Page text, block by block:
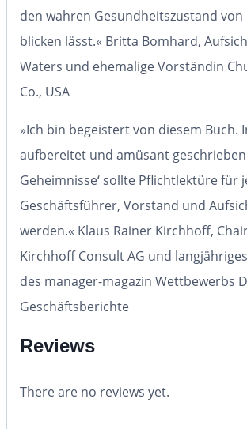
den wahren Gesundheitszustand
blicken lässt.« Britta Bomhard,
Waters und ehemalige Vorständin
Co., USA
»Ich bin begeistert von diesem Buch.
aufbereitet und amüsant
Geheimnisse‘ sollte Pflichtlektüre für
Geschäftsführer, Vorstand und
werden.« Klaus Rainer Kirchhoff,
Kirchhoff Consult AG und
des manager-magazin Wettbewerbs
Geschäftsberichte
Reviews
There are no reviews yet.